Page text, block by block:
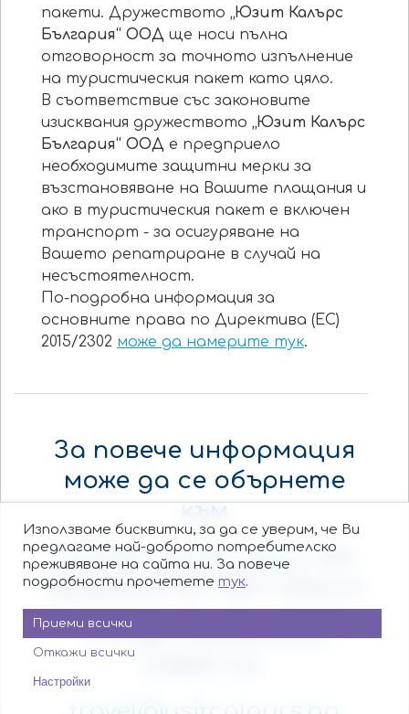
пакети. Дружеството „Юзит Калърс
България“ ООД ще носи пълна
отговорност за точното изпълнение
на туристическия пакет като цяло.
В съответствие със законовите
изисквания дружеството „Юзит Калърс
България“ ООД е предприело
необходимите защитни мерки за
възстановяване на Вашите плащания и
ако в туристическия пакет е включен
транспорт - за осигуряване на
Вашето репатриране в случай на
несъстоятелност.
По-подробна информация за
основните права по Директива (ЕС)
2015/2302 може да намерите тук.
За повече информация
може да се обърнете
към
удобен за васофисот
мрежата на Usit Colours
или да изпратите
Използваме бисквитки, за да се уверим, че Ви
предлагаме най-доброто потребителско
преживяване на сайта ни. За повече
подробности прочетете тук.
Приеми всички
Откажи всички
Настройки